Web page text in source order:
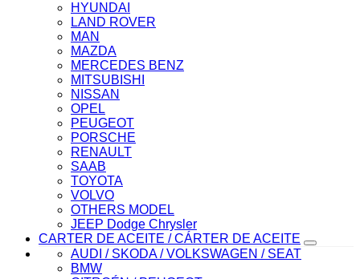
HYUNDAI
LAND ROVER
MAN
MAZDA
MERCEDES BENZ
MITSUBISHI
NISSAN
OPEL
PEUGEOT
PORSCHE
RENAULT
SAAB
TOYOTA
VOLVO
OTHERS MODEL
JEEP Dodge Chrysler
CARTER DE ACEITE / CÁRTER DE ACEITE
AUDI / SKODA / VOLKSWAGEN / SEAT
BMW